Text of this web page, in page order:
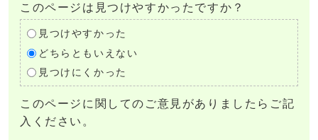
このページは見つけやすかったですか？
見つけやすかった
どちらともいえない
見つけにくかった
このページに関してのご意見がありましたらご記
入ください。